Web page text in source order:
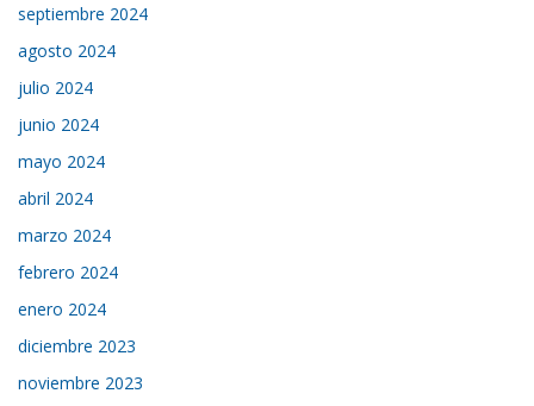
septiembre 2024
agosto 2024
julio 2024
junio 2024
mayo 2024
abril 2024
marzo 2024
febrero 2024
enero 2024
diciembre 2023
noviembre 2023